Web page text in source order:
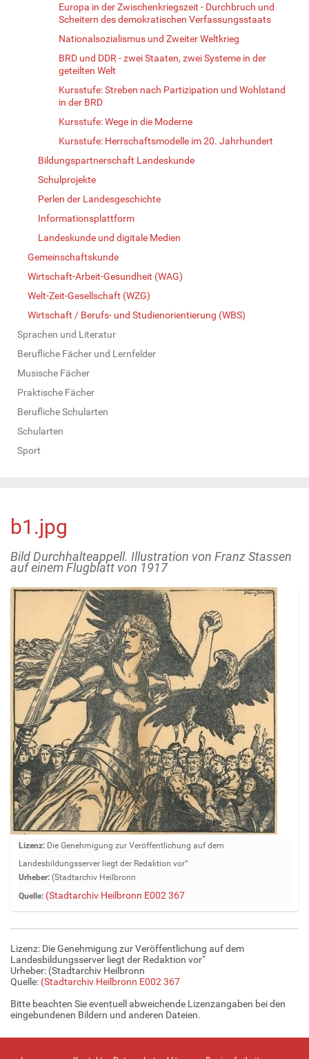
Europa in der Zwischenkriegszeit - Durchbruch und
Scheitern des demokratischen Verfassungsstaats
Nationalsozialismus und Zweiter Weltkrieg
BRD und DDR - zwei Staaten, zwei Systeme in der
geteilten Welt
Kursstufe: Streben nach Partizipation und Wohlstand
in der BRD
Kursstufe: Wege in die Moderne
Kursstufe: Herrschaftsmodelle im 20. Jahrhundert
Bildungspartnerschaft Landeskunde
Schulprojekte
Perlen der Landesgeschichte
Informationsplattform
Landeskunde und digitale Medien
Gemeinschaftskunde
Wirtschaft-Arbeit-Gesundheit (WAG)
Welt-Zeit-Gesellschaft (WZG)
Wirtschaft / Berufs- und Studienorientierung (WBS)
Sprachen und Literatur
Berufliche Fächer und Lernfelder
Musische Fächer
Praktische Fächer
Berufliche Schularten
Schularten
Sport
b1.jpg
Bild Durchhalteappell. Illustration von Franz Stassen
auf einem Flugblatt von 1917
Z
e
i
e
B
i
i
n
l
Lizenz: Die Genehmigung zur Veröffentlichung auf dem
Landesbildungsserver liegt der Redaktion vor“
Urheber: (Stadtarchiv Heilbronn
Quelle: (Stadtarchiv Heilbronn E002 367
Lizenz: Die Genehmigung zur Veröffentlichung auf dem
Landesbildungsserver liegt der Redaktion vor“
Urheber: (Stadtarchiv Heilbronn
Quelle: (Stadtarchiv Heilbronn E002 367
Bitte beachten Sie eventuell abweichende Lizenzangaben bei den
eingebundenen Bildern und anderen Dateien.